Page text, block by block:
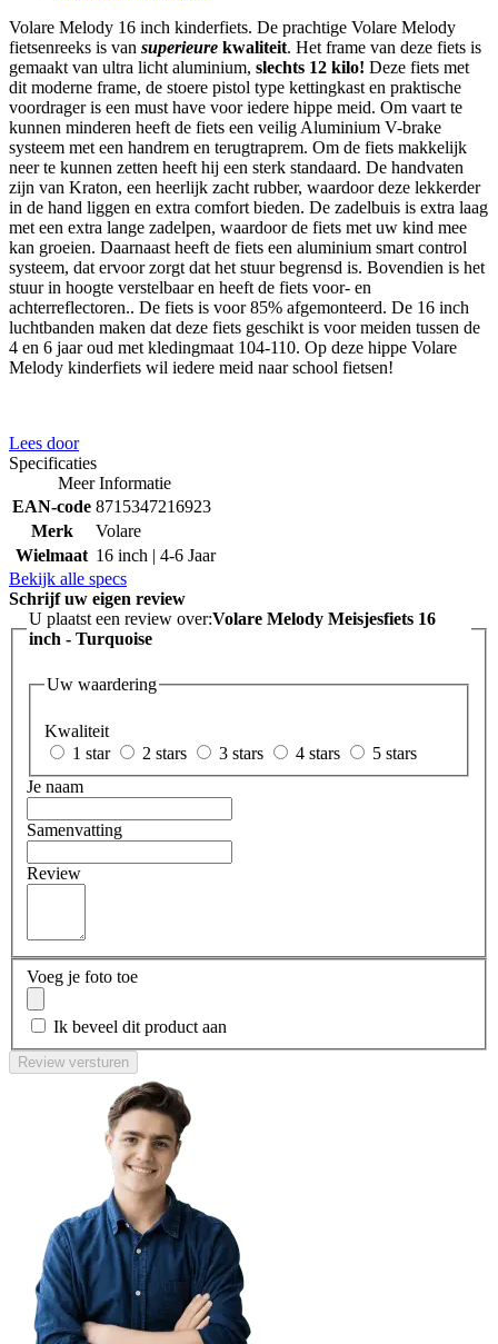
Volare Melody 16 inch kinderfiets. De prachtige Volare Melody
fietsenreeks is van superieure kwaliteit. Het frame van deze fiets is
gemaakt van ultra licht aluminium, slechts 12 kilo! Deze fiets met
dit moderne frame, de stoere pistol type kettingkast en praktische
voordrager is een must have voor iedere hippe meid. Om vaart te
kunnen minderen heeft de fiets een veilig Aluminium V-brake
systeem met een handrem en terugtraprem. Om de fiets makkelijk
neer te kunnen zetten heeft hij een sterk standaard. De handvaten
zijn van Kraton, een heerlijk zacht rubber, waardoor deze lekkerder
in de hand liggen en extra comfort bieden. De zadelbuis is extra laag
met een extra lange zadelpen, waardoor de fiets met uw kind mee
kan groeien. Daarnaast heeft de fiets een aluminium smart control
systeem, dat ervoor zorgt dat het stuur begrensd is. Bovendien is het
stuur in hoogte verstelbaar en heeft de fiets voor- en
achterreflectoren.. De fiets is voor 85% afgemonteerd. De 16 inch
luchtbanden maken dat deze fiets geschikt is voor meiden tussen de
4 en 6 jaar oud met kledingmaat 104-110. Op deze hippe Volare
Melody kinderfiets wil iedere meid naar school fietsen!
Lees door
Specificaties
Meer Informatie
EAN-code 8715347216923
Merk
Volare
Wielmaat 16 inch | 4-6 Jaar
Bekijk alle specs
Schrijf uw eigen review
U plaatst een review over:Volare Melody Meisjesfiets 16
inch - Turquoise
Uw waardering
Kwaliteit
1 star
2 stars 3 stars 4 stars
5 stars
Je naam
Samenvatting
Review
Voeg je foto toe
Ik beveel dit product aan
Review versturen